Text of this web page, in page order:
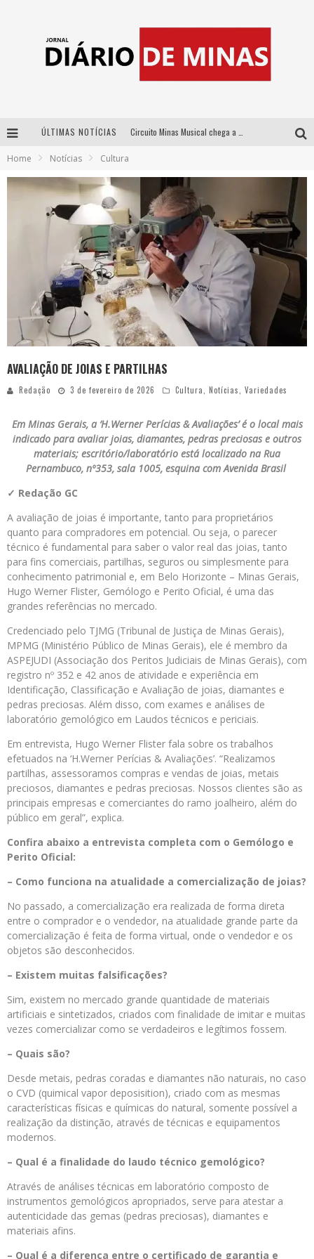
ÚLTIMAS NOTÍCIAS
Yan traz a turnê nacional do PagodYANdo para Belo Horizonte
Home Notícias Cultura
AVALIAÇÃO DE JOIAS E PARTILHAS
Redação 3 de fevereiro de 2026 Cultura Notícias Variedades
Em Minas Gerais, a ‘H.Werner Perícias & Avaliações’ é o local mais
indicado para avaliar joias, diamantes, pedras preciosas e outros
materiais; escritório/laboratório está localizado na Rua
Pernambuco, nº353, sala 1005, esquina com Avenida Brasil
✓ Redação GC
A avaliação de joias é importante, tanto para proprietários
quanto para compradores em potencial. Ou seja, o parecer
técnico é fundamental para saber o valor real das joias, tanto
para fins comerciais, partilhas, seguros ou simplesmente para
conhecimento patrimonial e, em Belo Horizonte – Minas Gerais,
Hugo Werner Flister, Gemólogo e Perito Oficial, é uma das
grandes referências no mercado.
Credenciado pelo TJMG (Tribunal de Justiça de Minas Gerais),
MPMG (Ministério Público de Minas Gerais), ele é membro da
ASPEJUDI (Associação dos Peritos Judiciais de Minas Gerais), com
registro nº 352 e 42 anos de atividade e experiência em
Identificação, Classificação e Avaliação de joias, diamantes e
pedras preciosas. Além disso, com exames e análises de
laboratório gemológico em Laudos técnicos e periciais.
Em entrevista, Hugo Werner Flister fala sobre os trabalhos
efetuados na ‘H.Werner Perícias & Avaliações’. “Realizamos
partilhas, assessoramos compras e vendas de joias, metais
preciosos, diamantes e pedras preciosas. Nossos clientes são as
principais empresas e comerciantes do ramo joalheiro, além do
público em geral”, explica.
Confira abaixo a entrevista completa com o Gemólogo e
Perito Oficial:
– Como funciona na atualidade a comercialização de joias?
No passado, a comercialização era realizada de forma direta
entre o comprador e o vendedor, na atualidade grande parte da
comercialização é feita de forma virtual, onde o vendedor e os
objetos são desconhecidos.
– Existem muitas falsificações?
Sim, existem no mercado grande quantidade de materiais
artificiais e sintetizados, criados com finalidade de imitar e muitas
vezes comercializar como se verdadeiros e legítimos fossem.
– Quais são?
Desde metais, pedras coradas e diamantes não naturais, no caso
o CVD (quimical vapor deposisition), criado com as mesmas
características físicas e químicas do natural, somente possível a
realização da distinção, através de técnicas e equipamentos
modernos.
– Qual é a finalidade do laudo técnico gemológico?
Através de análises técnicas em laboratório composto de
instrumentos gemológicos apropriados, serve para atestar a
autenticidade das gemas (pedras preciosas), diamantes e
materiais afins.
– Qual é a diferença entre o certificado de garantia e